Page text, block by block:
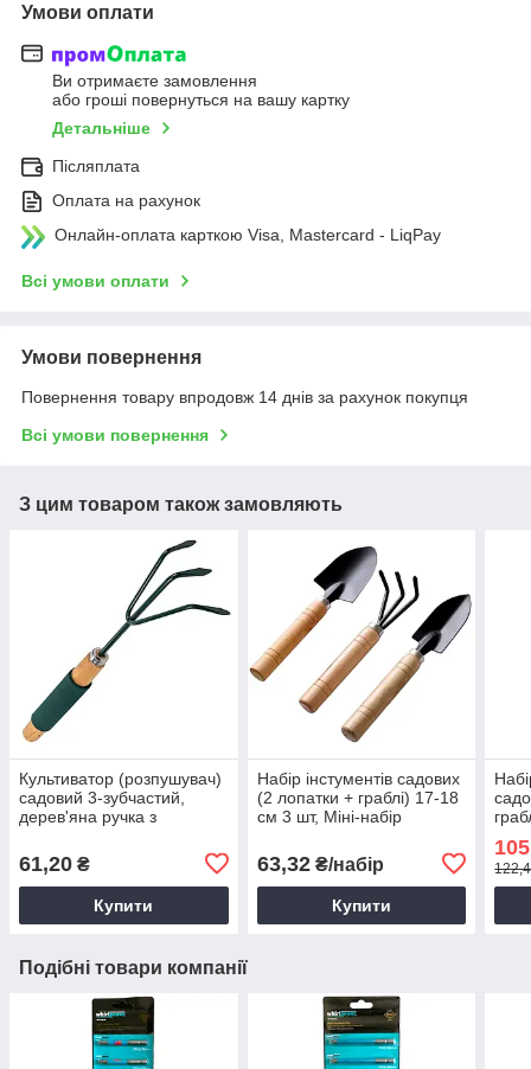
Умови оплати
Ви отримаєте замовлення
або гроші повернуться на вашу картку
Детальніше
Післяплата
Оплата на рахунок
Онлайн-оплата карткою Visa, Mastercard - LiqPay
Всі умови оплати
Умови повернення
Повернення товару впродовж 14 днів за рахунок покупця
Всі умови повернення
З цим товаром також замовляють
Культиватор (розпушувач)
садовий 3-зубчастий,
дерев'яна ручка з
61,20 ₴
Купити
Набір інстументів садових
(2 лопатки + граблі) 17-18
см 3 шт, Міні-набір
63,32₴/набір
Купити
Подібні товари компанії